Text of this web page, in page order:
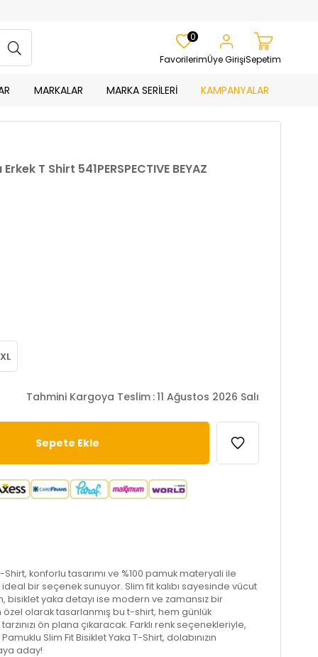
Favorilerim
0
Üye GirişiSepetim
MARKALAR MARKA SERİLERİ KAMPANYALAR
T Shirt 541PERSPECTIVE BEYAZ
Tahmini Kargoya Teslim :11 Ağustos 2026 Salı
Shirt, konforlu tasarımı ve %100 pamuk materyali ile
ideal bir seçenek sunuyor. Slim fit kalıbı sayesinde vücut
bisiklet yaka detayı ise modern ve zamansız bir
özel olarak tasarlanmış bu t-shirt, hem günlük
ön plana çıkaracak. Farklı renk seçenekleriyle,
Slim Fit Bisiklet Yaka T-Shirt, dolabınızın
aday!